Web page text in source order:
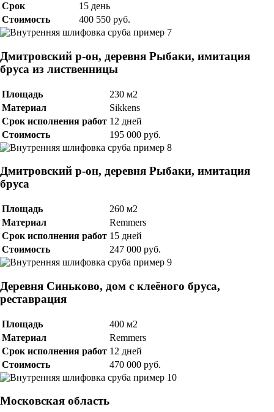
Срок
15 день
Стоимость
400 550 руб.
Дмитровский р-он, деревня Рыбаки, имитация
бруса из лиственницы
Площадь
230 м2
Материал
Sikkens
Срок исполнения работ 12 дней
Стоимость
195 000 руб.
Дмитровский р-он, деревня Рыбаки, имитация
бруса
Площадь
260 м2
Материал
Remmers
Срок исполнения работ 15 дней
Стоимость
247 000 руб.
Деревня Синьково, дом с клеёного бруса,
реставрация
Площадь
400 м2
Материал
Remmers
Срок исполнения работ 12 дней
Стоимость
470 000 руб.
Московская область